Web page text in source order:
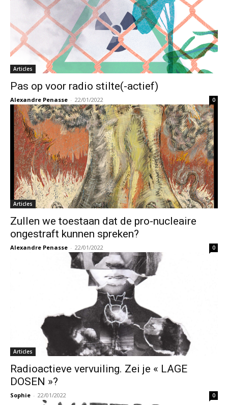
Articles
Pas op voor radio stilte(-actief)
Alexandre Penasse - 22/01/2022 0
Articles
Zullen we toestaan dat de pro-nucleaire
ongestraft kunnen spreken?
Alexandre Penasse - 22/01/2022 0
Articles
Radioactieve vervuiling. Zei je « LAGE
DOSEN »?
Sophie - 22/01/2022 0